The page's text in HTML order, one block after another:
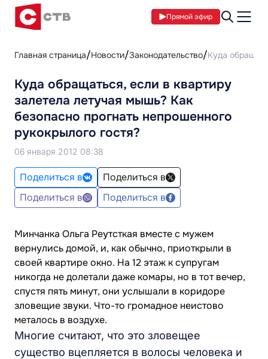
Прямой эфир
Главная страница Новости Законодательство Куда
Куда обращаться, если в квартиру
залетела летучая мышь? Как
безопасно прогнать непрошенного
рукокрылого гостя?
06 января 2012 08:38
Поделиться в
Поделиться в
Поделиться в
Поделиться в
Минчанка Ольга Реутсткая вместе с мужем
вернулись домой, и, как обычно, приоткрыли в
своей квартире окно. На 12 этаж к супругам
никогда не долетали даже комары, но в тот вечер,
спустя пять минут, они услышали в коридоре
зловещие звуки. Что-то громадное неистово
металось в воздухе.
Многие считают, что это зловещее
существо вцепляется в волосы человека и